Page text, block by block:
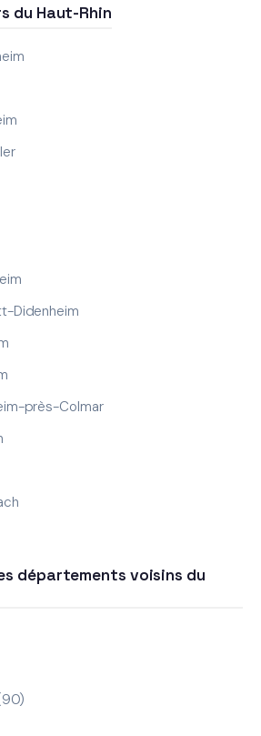
du Haut-Rhin
Didenheim
près-Colmar
départements voisins du